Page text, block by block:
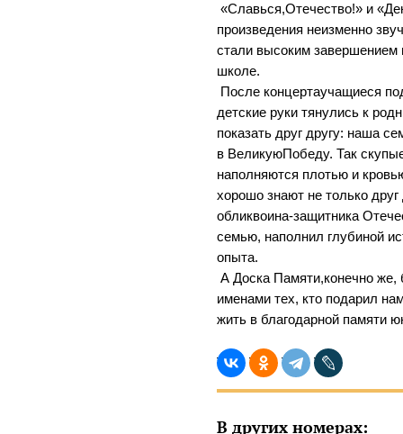
«Славься,Отечество!» и
произведения неизменно
стали высоким завершением
школе.
После концертаучащиеся
детские руки тянулись к
показать друг другу: наша
в ВеликуюПобеду. Так
наполняются плотью и
хорошо знают не только
обликвоина-защитника
семью, наполнил глубиной
опыта.
А Доска Памяти,конечно же,
именами тех, кто подарил
жить в благодарной памяти
В других номерах: